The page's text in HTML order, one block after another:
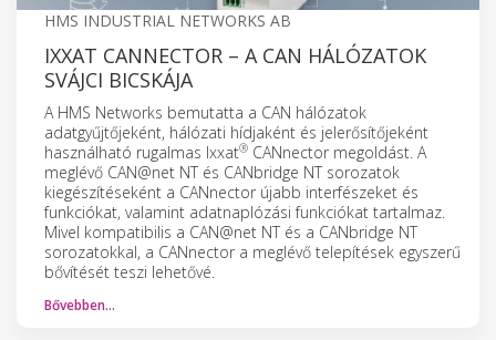
HMS INDUSTRIAL NETWORKS AB
IXXAT CANNECTOR – A CAN HÁLÓZATOK
SVÁJCI BICSKÁJA
A HMS Networks bemutatta a CAN hálózatok
adatgyűjtőjeként, hálózati hídjaként és jelerősítőjeként
használható rugalmas Ixxat® CANnector megoldást. A
meglévő CAN@net NT és CANbridge NT sorozatok
kiegészítéseként a CANnector újabb interfészeket és
funkciókat, valamint adatnaplózási funkciókat tartalmaz.
Mivel kompatibilis a CAN@net NT és a CANbridge NT
sorozatokkal, a CANnector a meglévő telepítések egyszerű
bővítését teszi lehetővé.
Bővebben…